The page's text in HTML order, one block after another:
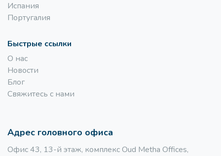
Испания
Португалия
Быстрые ссылки
O нас
Новости
Блог
Свяжитесь с нами
Адрес головного офиса
Офис 43, 13-й этаж, комплекс Oud Metha Offices,